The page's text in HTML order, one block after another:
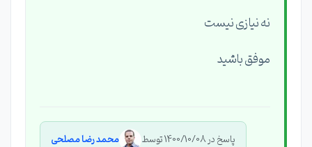
نه نیازی نیست
موفق باشید
پاسخ در 1400/10/08 توسط محمد رضا مصلحی